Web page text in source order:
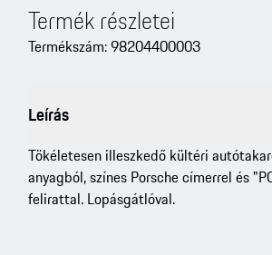
Termék részletei
Termékszám: 98204400003
Leírás
Tökéletesen illeszkedő kültéri
anyagból, színes Porsche címerrel és
felirattal. Lopásgátlóval.